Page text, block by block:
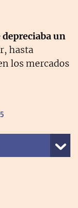
depreciaba un
hasta
los mercados